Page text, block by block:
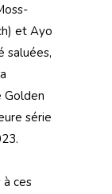
et Ayo
saluées,
Golden
série
à ces